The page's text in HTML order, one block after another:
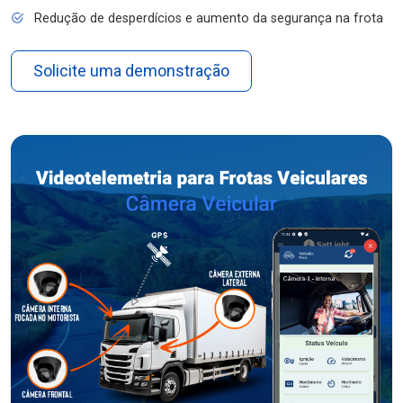
Redução de desperdícios e aumento da segurança na frota
Solicite uma demonstração